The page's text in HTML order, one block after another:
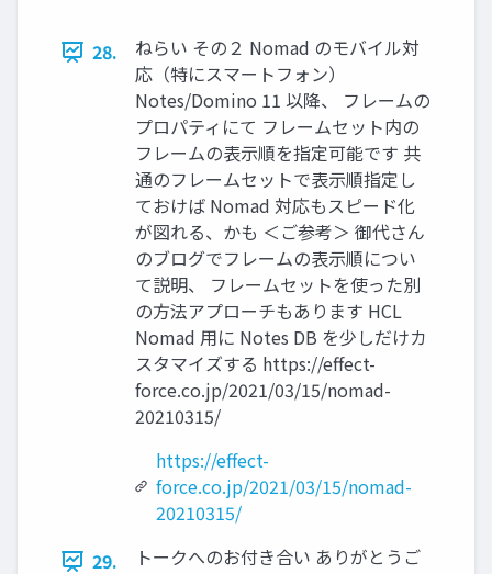
28.
ねらい その２ Nomad のモバイル対
応（特にスマートフォン）
Notes/Domino 11 以降、 フレームの
プロパティにて フレームセット内の
フレームの表示順を指定可能です 共
通のフレームセットで表示順指定し
ておけば Nomad 対応もスピード化
が図れる、かも ＜ご参考＞ 御代さん
のブログでフレームの表示順につい
て説明、 フレームセットを使った別
の方法アプローチもあります HCL
Nomad 用に Notes DB を少しだけカ
スタマイズする https://effect-
force.co.jp/2021/03/15/nomad-
20210315/
https://effect-
force.co.jp/2021/03/15/nomad-
20210315/
29.
トークへのお付き合い ありがとうご